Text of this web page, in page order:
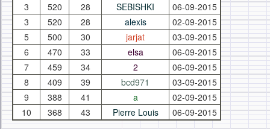
3
520 28 SEBISHKI
06-09-2015
3
520 28 alexis
02-09-2015
5
500 30 jarjat
03-09-2015
6
470 33 elsa
06-09-2015
7
459 34 2
06-09-2015
8
409 39 bcd971
03-09-2015
9
388 41 a
02-09-2015
10
368 43 Pierre Louis 06-09-2015